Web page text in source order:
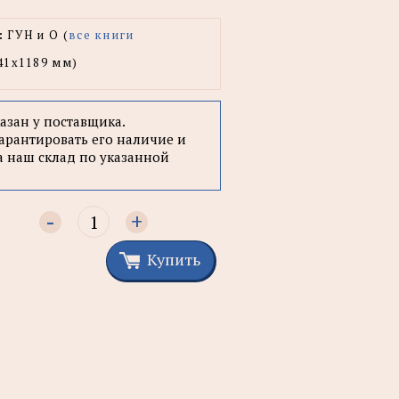
ГУН и О (все книги
мм)
у поставщика.
его наличие и
наш склад по указанной
- +
Купить